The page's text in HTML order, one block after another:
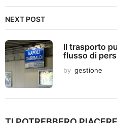
NEXT POST
Il trasporto
flusso di
by gestione